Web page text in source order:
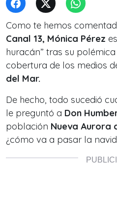
Como te hemos
Canal 13, Mónica Pérez
huracán” tras su
cobertura de los medios
del Mar.
De hecho, todo sucedió
le preguntó a Don
población Nueva Aurora
¿cómo va a pasar la